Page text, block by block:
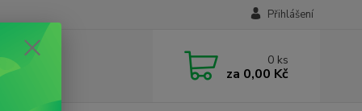
Přihlášení
0 ks
za 0,00 Kč